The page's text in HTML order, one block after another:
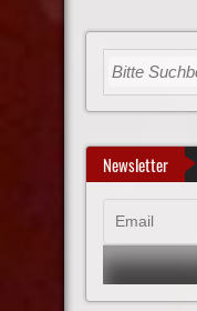
Newsletter